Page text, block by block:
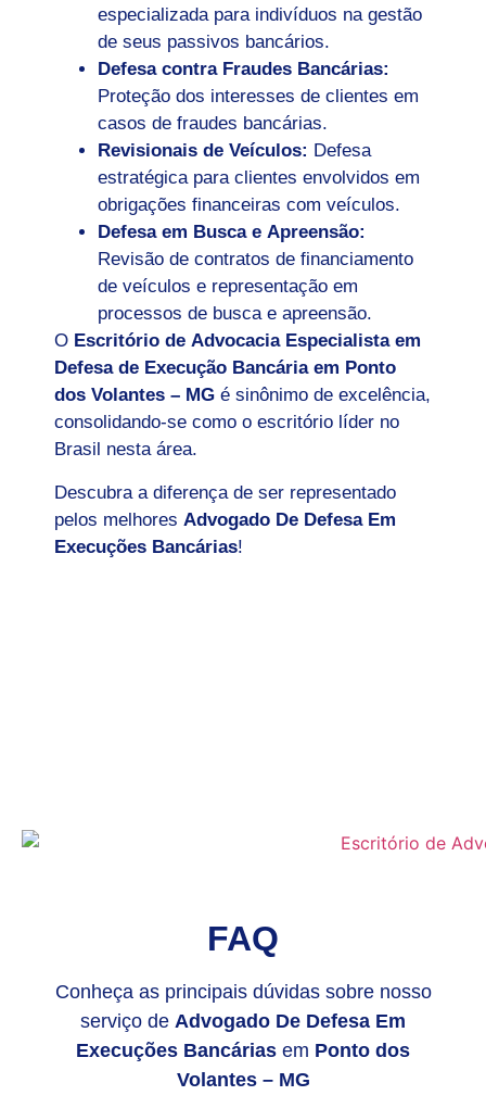
especializada para indivíduos na gestão
de seus passivos bancários.
Defesa contra Fraudes Bancárias:
Proteção dos interesses de clientes em
casos de fraudes bancárias.
Revisionais de Veículos: Defesa
estratégica para clientes envolvidos em
obrigações financeiras com veículos.
Defesa em Busca e Apreensão:
Revisão de contratos de financiamento
de veículos e representação em
processos de busca e apreensão.
O Escritório de Advocacia Especialista em
Defesa de Execução Bancária em Ponto
dos Volantes – MG é sinônimo de excelência,
consolidando-se como o escritório líder no
Brasil nesta área.
Descubra a diferença de ser representado
pelos melhores Advogado De Defesa Em
Execuções Bancárias!
FAQ
Conheça as principais dúvidas sobre nosso
serviço de Advogado De Defesa Em
Execuções Bancárias em Ponto dos
Volantes – MG